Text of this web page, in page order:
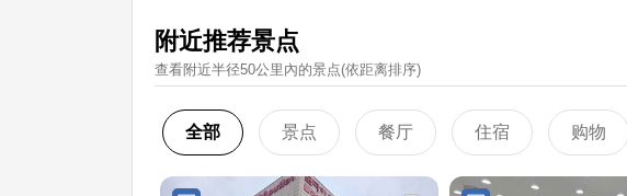
附近推荐景点
查看附近半径50公里內的景点(依距离排序)
全部 景点 餐厅 住宿 购物